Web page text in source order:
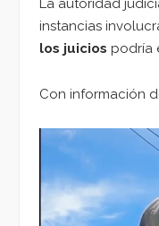
La autoridad
instancias
los juicios podría
Con información
Reproductor
vídeo